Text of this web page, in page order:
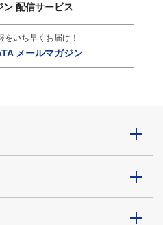
ン 配信サービス
をいち早くお届け！
メールマガジン